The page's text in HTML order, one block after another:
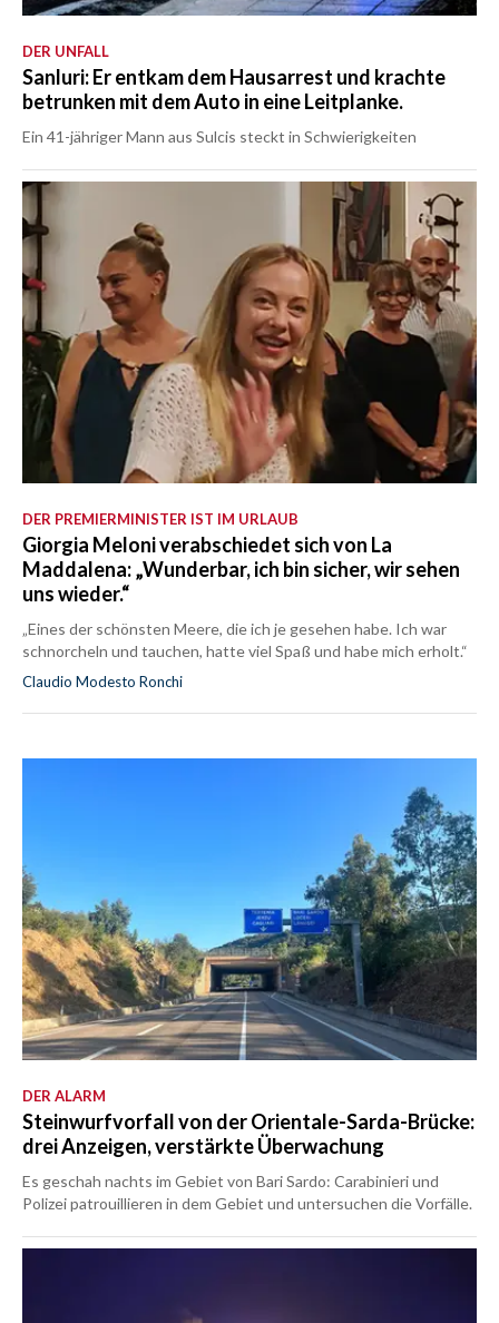
DER UNFALL
Sanluri: Er entkam dem Hausarrest und krachte
betrunken mit dem Auto in eine Leitplanke.
Ein 41-jähriger Mann aus Sulcis steckt in Schwierigkeiten
DER PREMIERMINISTER IST IM URLAUB
Giorgia Meloni verabschiedet sich von La
Maddalena: „Wunderbar, ich bin sicher, wir sehen
uns wieder.“
„Eines der schönsten Meere, die ich je gesehen habe. Ich war
schnorcheln und tauchen, hatte viel Spaß und habe mich erholt.“
Claudio Modesto Ronchi
DER ALARM
Steinwurfvorfall von der Orientale-Sarda-Brücke:
drei Anzeigen, verstärkte Überwachung
Es geschah nachts im Gebiet von Bari Sardo: Carabinieri und
Polizei patrouillieren in dem Gebiet und untersuchen die Vorfälle.